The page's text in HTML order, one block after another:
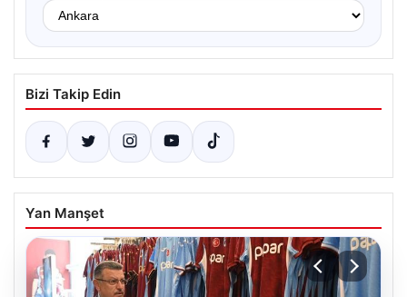
Bizi Takip Edin
Yan Manşet